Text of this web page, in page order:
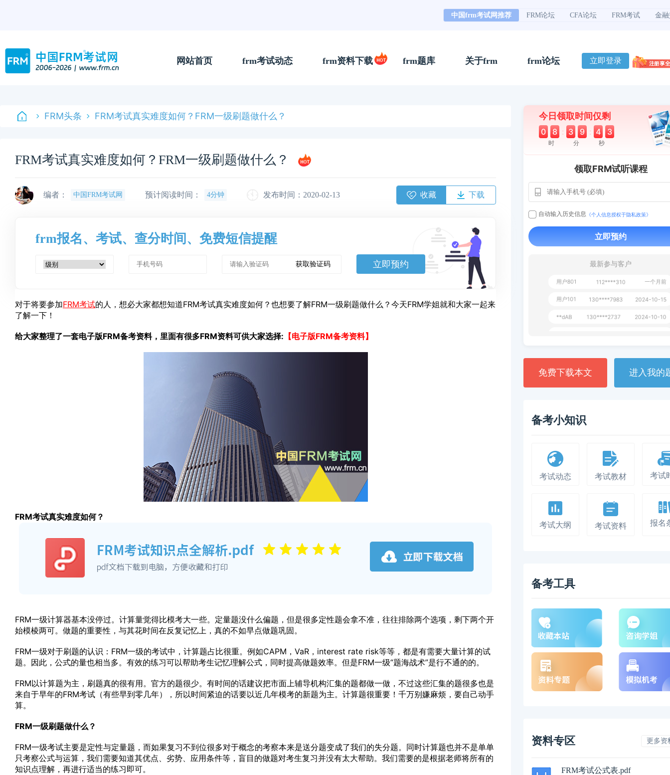
中国frm考试网推荐 FRM论坛 CFA论坛 FRM考试 金
网站首页 frm考试动态 frm资料下载 frm题库 关于frm frm论坛 立即登录
FRM头条 FRM考试真实难度如何？FRM一级刷题做什么？
FRM考试真实难度如何？FRM一级刷题做什么？
编者： 中国FRM考试网 预计阅读时间： 4分钟 发布时间：2020-02-13 收藏 下载
frm报名、考试、查分时间、免费短信提醒
获取验证码 立即预约
对于将要参加FRM考试的人，想必大家都想知道FRM考试真实难度如何？也想要了解FRM一级刷题做什么？今天FRM学姐就和大家一起来
了解一下！
给大家整理了一套电子版FRM备考资料，里面有很多FRM资料可供大家选择: 【电子版FRM备考资料】
FRM考试真实难度如何？
FRM一级计算器基本没停过。计算量觉得比模考大一些。定量题没什么偏题，但是很多定性题会拿不准，往往排除两个选项，剩下两个开
始模棱两可。做题的重要性，与其花时间在反复记忆上，真的不如早点做题巩固。
FRM一级对于刷题的认识：FRM一级的考试中，计算题占比很重。例如CAPM，VaR，interest rate risk等等，都是有需要大量计算的试
题。因此，公式的量也相当多。有效的练习可以帮助考生记忆理解公式，同时提高做题效率。但是FRM一级“题海战术”是行不通的的。
FRM以计算题为主，刷题真的很有用。官方的题很少。有时间的话建议把市面上辅导机构汇集的题都做一做，不过这些汇集的题很多也是
来自于早年的FRM考试（有些早到零几年），所以时间紧迫的话要以近几年模考的新题为主。计算题很重要！千万别嫌麻烦，要自己动手
算。
FRM一级刷题做什么？
FRM一级考试主要是定性与定量题，而如果复习不到位很多对于概念的考察本来是送分题变成了我们的失分题。同时计算题也并不是单单
只考察公式与运算，我们需要知道其优点、劣势、应用条件等，盲目的做题对考生复习并没有太大帮助。我们需要的是根据老师将所有的
知识点理解，再进行适当的练习即可。
今日领取时间仅剩
0 8 : 3 9 : 4 2
时 分 秒
领取FRM试听课程
自动输入历史信息 《个人信息授权于隐私政策》
立即预约
最新参与客户
用户163 112****290
127****21 2024-11-19
130****9630
130****3420
免费下载本文 进入我的
备考小知识
考试动态 考试教材 考试
考试大纲 考试资料 报名
备考工具
资料专区 更多资
FRM考试公式表.pdf